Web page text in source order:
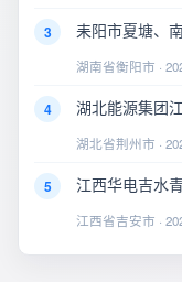
3 耒阳市夏塘、
湖南省衡阳市 ·
4 湖北能源集团
湖北省荆州市 ·
5 江西华电吉水
江西省吉安市 ·